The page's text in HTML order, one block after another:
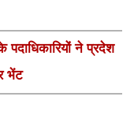
ने प्रदेश
भेंट